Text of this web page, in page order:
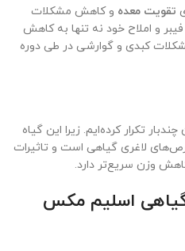
تقویت معده و کاهش مشکلات
و املاح خود نه تنها به کاهش
کبدی و گوارشی در طی دوره
چندبار تکرار کرده‌ایم. زیرا این گیاه
لاغری گیاهی است و تاثیرات
وزن سریع‌تر دارد.
اسلیم مکس